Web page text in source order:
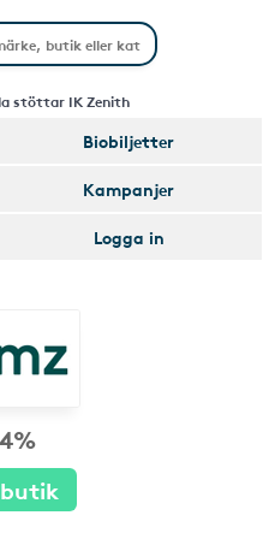
stöttar IK Zenith
Biobiljetter
Kampanjer
Logga in